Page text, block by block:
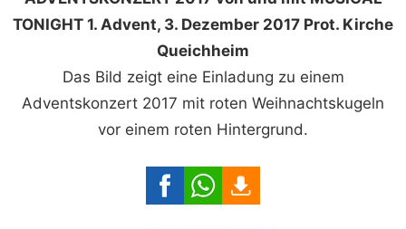
TONIGHT 1. Advent, 3. Dezember 2017 Prot. Kirche
Queichheim
Das Bild zeigt eine Einladung zu einem
Adventskonzert 2017 mit roten Weihnachtskugeln
vor einem roten Hintergrund.